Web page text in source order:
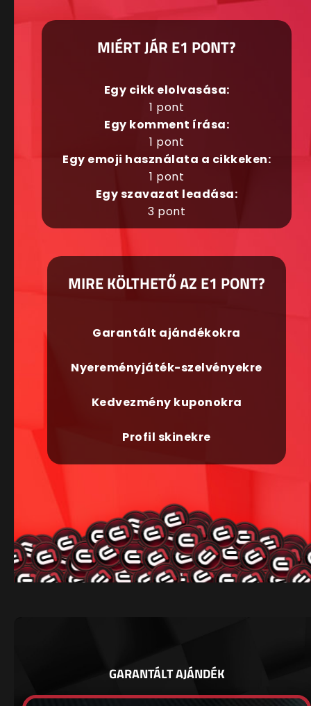
MIÉRT JÁR E1 PONT?
Egy cikk elolvasása:
1 pont
Egy komment írása:
1 pont
Egy emoji használata a cikkeken:
1 pont
Egy szavazat leadása:
3 pont
MIRE KÖLTHETŐ AZ E1 PONT?
Garantált ajándékokra
Nyereményjáték-szelvényekre
Kedvezmény kuponokra
Profil skinekre
GARANTÁLT AJÁNDÉK